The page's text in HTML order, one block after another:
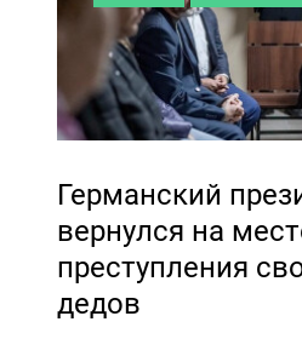
Германский
вернулся на
преступления
дедов